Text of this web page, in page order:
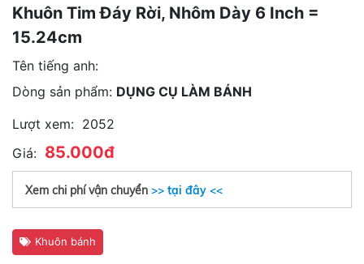
Khuôn Tim Đáy Rời, Nhôm Dày 6 Inch =
15.24cm
Tên tiếng anh:
Dòng sản phẩm: DỤNG CỤ LÀM BÁNH
Lượt xem: 2052
Giá: 85.000đ
Xem chi phí vận chuyển >> tại đây <<
Khuôn bánh